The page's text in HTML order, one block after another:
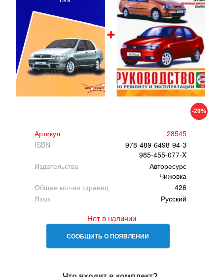
-29%
Артикул
28545
ISBN
978-489-6498-94-3
985-455-077-X
Издательства
Авторесурс
Чижовка
Общее кол-во страниц
426
Язык
Русский
Нет в наличии
СООБЩИТЬ О ПОЯВЛЕНИИ